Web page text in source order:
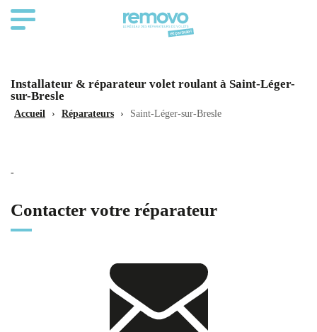
Installateur & réparateur volet roulant à Saint-Léger-
sur-Bresle
Accueil › Réparateurs › Saint-Léger-sur-Bresle
-
Contacter votre réparateur